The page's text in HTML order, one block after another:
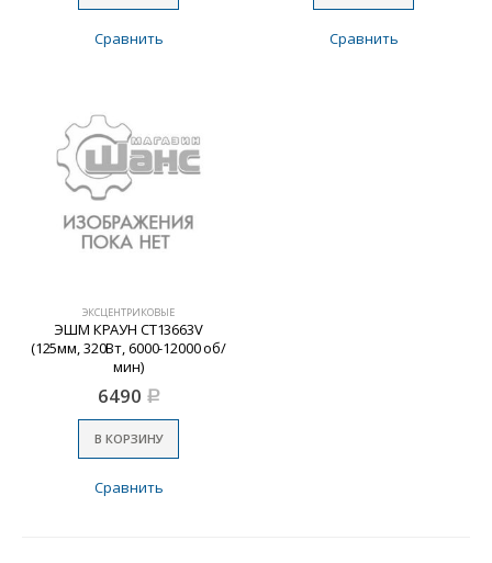
Сравнить Сравнить
ЭКСЦЕНТРИКОВЫЕ
ЭШМ КРАУН CT13663V
(125мм, 320Вт, 6000-12000 об/
мин)
6490 Р
В КОРЗИНУ
Сравнить